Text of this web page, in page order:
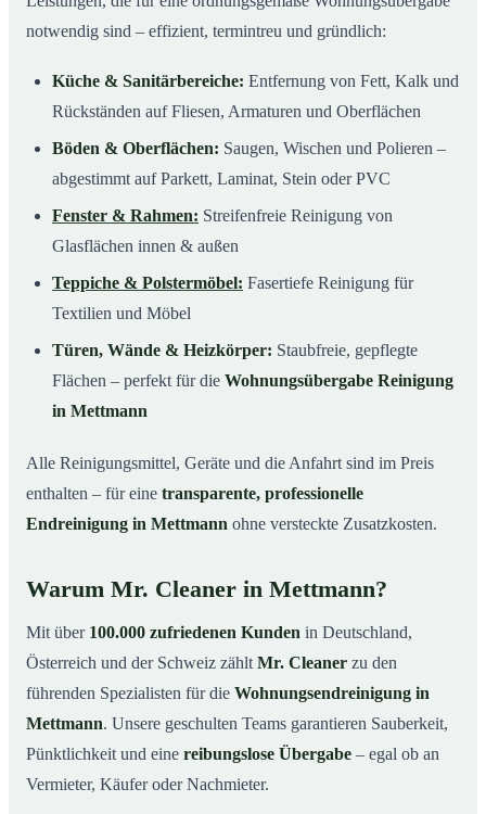
notwendig sind – effizient, termintreu und gründlich:
Küche & Sanitärbereiche: Entfernung von Fett, Kalk und
Rückständen auf Fliesen, Armaturen und Oberflächen
Böden & Oberflächen: Saugen, Wischen und Polieren –
abgestimmt auf Parkett, Laminat, Stein oder PVC
Fenster & Rahmen: Streifenfreie Reinigung von
Glasflächen innen & außen
Teppiche & Polstermöbel: Fasertiefe Reinigung für
Textilien und Möbel
Türen, Wände & Heizkörper: Staubfreie, gepflegte
Flächen – perfekt für die Wohnungsübergabe Reinigung
in Mettmann
Alle Reinigungsmittel, Geräte und die Anfahrt sind im Preis
enthalten – für eine transparente, professionelle
Endreinigung in Mettmann ohne versteckte Zusatzkosten.
Warum Mr. Cleaner in Mettmann?
Mit über 100.000 zufriedenen Kunden in Deutschland,
Österreich und der Schweiz zählt Mr. Cleaner zu den
führenden Spezialisten für die Wohnungsendreinigung in
Mettmann. Unsere geschulten Teams garantieren Sauberkeit,
Pünktlichkeit und eine reibungslose Übergabe – egal ob an
Vermieter, Käufer oder Nachmieter.